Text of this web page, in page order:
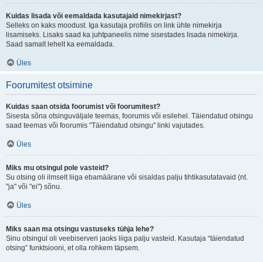
Kuidas lisada või eemaldada kasutajaid nimekirjast?
Selleks on kaks moodust. Iga kasutaja profiilis on link ühte nimekirja
lisamiseks. Lisaks saad ka juhtpaneelis nime sisestades lisada nimekirja.
Saad samalt lehelt ka eemaldada.
Üles
Foorumitest otsimine
Kuidas saan otsida foorumist või foorumitest?
Sisesta sõna otsinguväljale teemas, foorumis või esilehel. Täiendatud otsingu
saad teemas või foorumis "Täiendatud otsingu" linki vajutades.
Üles
Miks mu otsingul pole vasteid?
Su otsing oli ilmselt liiga ebamäärane või sisaldas palju tihtikasutatavaid (nt.
"ja" või "ei") sõnu.
Üles
Miks saan ma otsingu vastuseks tühja lehe?
Sinu otsingul oli veebiserveri jaoks liiga palju vasteid. Kasutaja “täiendatud
otsing” funktsiooni, et olla rohkem täpsem.